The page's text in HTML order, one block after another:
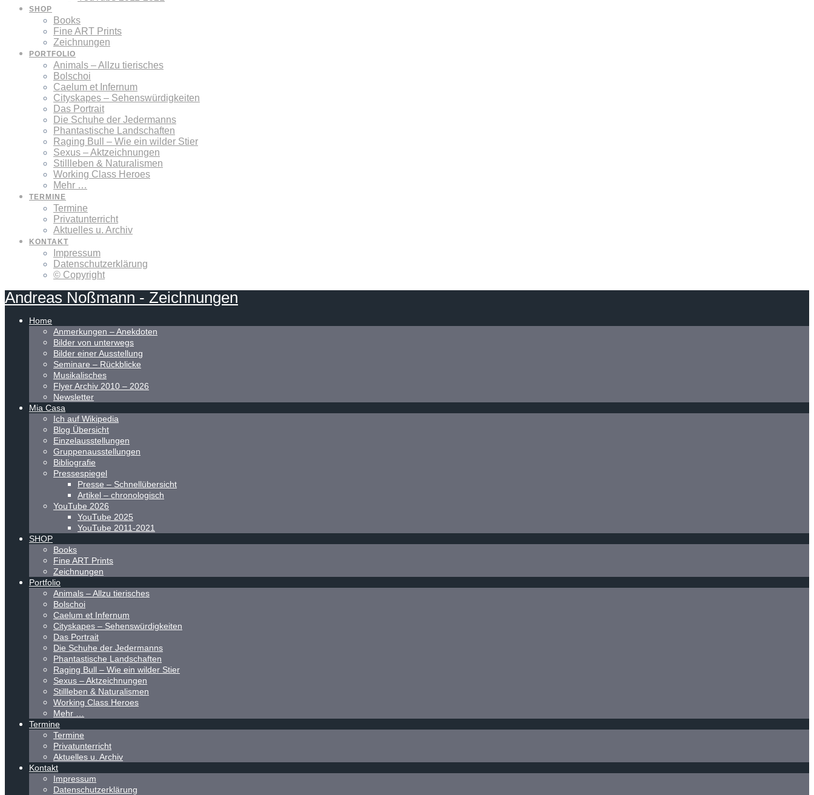
SHOP
Books
Fine ART Prints
Zeichnungen
PORTFOLIO
Animals – Allzu tierisches
Bolschoi
Caelum et Infernum
Cityskapes – Sehenswürdigkeiten
Das Portrait
Die Schuhe der Jedermanns
Phantastische Landschaften
Raging Bull – Wie ein wilder Stier
Sexus – Aktzeichnungen
Stillleben & Naturalismen
Working Class Heroes
Mehr …
TERMINE
Termine
Privatunterricht
Aktuelles u. Archiv
KONTAKT
Impressum
Datenschutzerklärung
© Copyright
Andreas Noßmann - Zeichnungen
Home
Anmerkungen – Anekdoten
Bilder von unterwegs
Bilder einer Ausstellung
Seminare – Rückblicke
Musikalisches
Flyer Archiv 2010 – 2026
Newsletter
Mia Casa
Ich auf Wikipedia
Blog Übersicht
Einzelausstellungen
Gruppenausstellungen
Bibliografie
Pressespiegel
Presse – Schnellübersicht
Artikel – chronologisch
YouTube 2026
YouTube 2025
YouTube 2011-2021
SHOP
Books
Fine ART Prints
Zeichnungen
Portfolio
Animals – Allzu tierisches
Bolschoi
Caelum et Infernum
Cityskapes – Sehenswürdigkeiten
Das Portrait
Die Schuhe der Jedermanns
Phantastische Landschaften
Raging Bull – Wie ein wilder Stier
Sexus – Aktzeichnungen
Stillleben & Naturalismen
Working Class Heroes
Mehr …
Termine
Termine
Privatunterricht
Aktuelles u. Archiv
Kontakt
Impressum
Datenschutzerklärung